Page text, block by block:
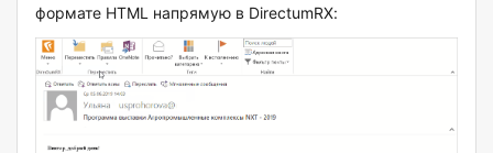
формате HTML напрямую в DirectumRX: